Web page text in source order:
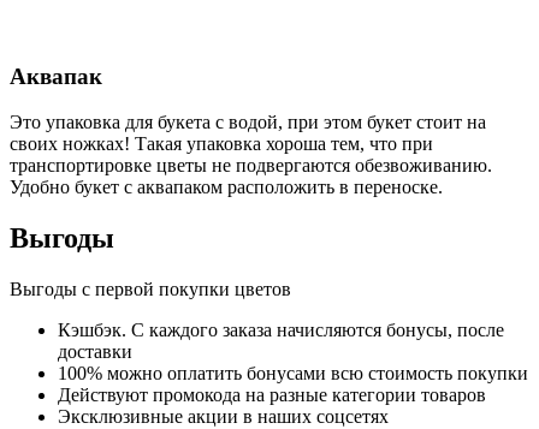
Аквапак
Это упаковка для букета с водой, при этом букет стоит на
своих ножках! Такая упаковка хороша тем, что при
транспортировке цветы не подвергаются обезвоживанию.
Удобно букет с аквапаком расположить в переноске.
Выгоды
Выгоды с первой покупки цветов
Кэшбэк. С каждого заказа начисляются бонусы, после
доставки
100% можно оплатить бонусами всю стоимость покупки
Действуют промокода на разные категории товаров
Эксклюзивные акции в наших соцсетях